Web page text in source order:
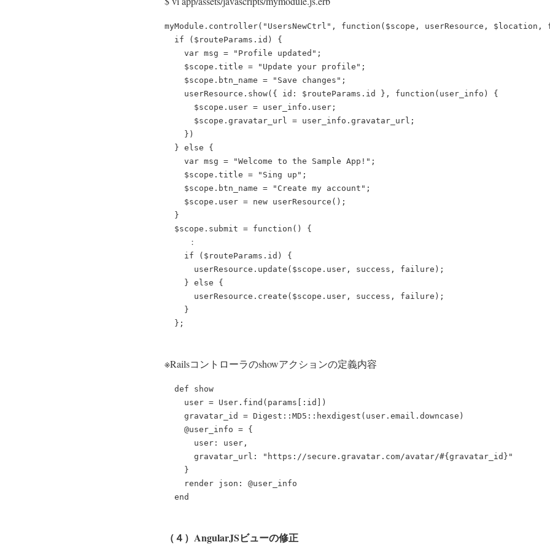
myModule.controller("UsersNewCtrl", function($scope, userResource, $location,
  if ($routeParams.id) {
    var msg = "Profile updated";
    $scope.title = "Update your profile";
    $scope.btn_name = "Save changes";
    userResource.show({ id: $routeParams.id }, function(user_info) {
      $scope.user = user_info.user;
      $scope.gravatar_url = user_info.gravatar_url;
    })
  } else {
    var msg = "Welcome to the Sample App!";
    $scope.title = "Sing up";
    $scope.btn_name = "Create my account";
    $scope.user = new userResource();
  }
  $scope.submit = function() {
：
    if ($routeParams.id) {
      userResource.update($scope.user, success, failure);
    } else {
      userResource.create($scope.user, success, failure);
    }
※Railsコントローラのshowアクションの定義内容
  def show
    user = User.find(params[:id])
    gravatar_id = Digest::MD5::hexdigest(user.email.downcase)
    @user_info = {
      user: user,
      gravatar_url: "https://secure.gravatar.com/avatar/#{gravatar_id}"
    }
    render json: @user_info
（４）AngularJSビューの修正